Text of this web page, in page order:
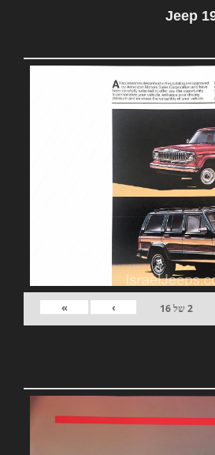
2של16
›
»